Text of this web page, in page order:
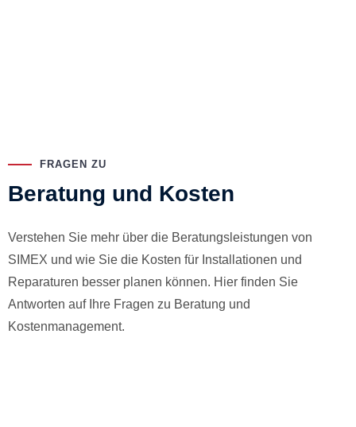
FRAGEN ZU
Beratung und Kosten
Verstehen Sie mehr über die Beratungsleistungen von
SIMEX und wie Sie die Kosten für Installationen und
Reparaturen besser planen können. Hier finden Sie
Antworten auf Ihre Fragen zu Beratung und
Kostenmanagement.